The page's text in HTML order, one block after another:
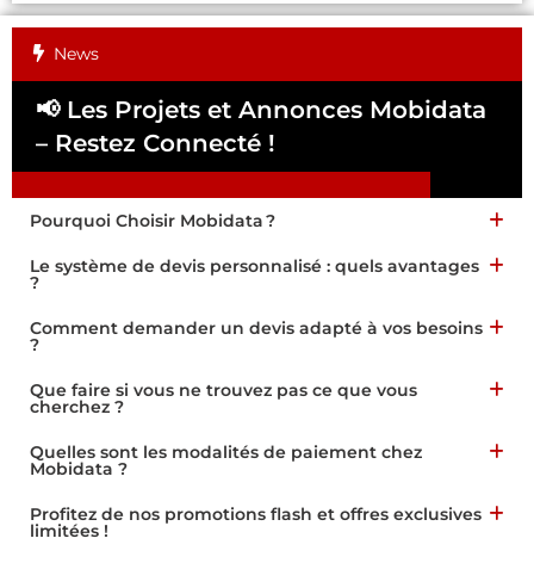
News
📢 Les Projets et Annonces Mobidata
– Restez Connecté !
Pourquoi Choisir Mobidata ?
Le système de devis personnalisé : quels avantages
?
Comment demander un devis adapté à vos besoins
?
Que faire si vous ne trouvez pas ce que vous
cherchez ?
Quelles sont les modalités de paiement chez
Mobidata ?
Profitez de nos promotions flash et offres exclusives
limitées !